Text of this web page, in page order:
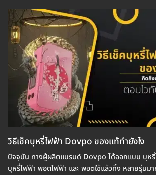
วิธีเช็คบุหรี่ไฟฟ้า Dovpo ของแท้ทำยังไง
ปัจจุบัน ทางผู้ผลิตแบรนด์ Dovpo ได้ออกแบบ บุหรี่
บุหรี่ไฟฟ้า พอตไฟฟ้า และ พอตใช้แล้วทิ้ง หลายรุ่นม